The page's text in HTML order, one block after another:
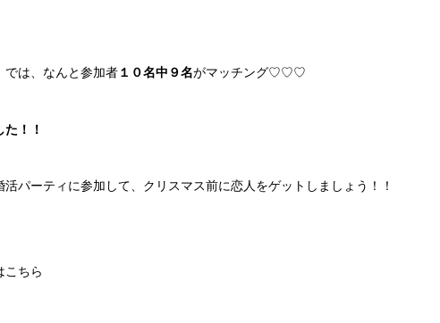
では、なんと参加者 １０名中９名がマッチング♡♡♡
！！
パーティに参加して、クリスマス前に恋人をゲットしましょう！！
こちら